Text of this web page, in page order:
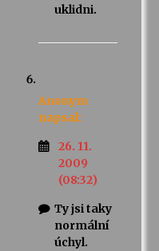
uklidni.
Anonym
napsal:
26. 11.
2009
(08:32)
Ty jsi taky
normální
úchyl.